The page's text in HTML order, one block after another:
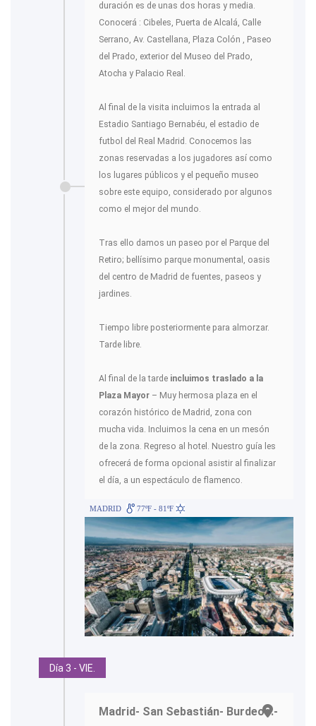
duración es de unas dos horas y media.
Conocerá : Cibeles, Puerta de Alcalá, Calle
Serrano, Av. Castellana, Plaza Colón , Paseo
del Prado, exterior del Museo del Prado,
Atocha y Palacio Real.
Al final de la visita incluimos la entrada al
Estadio Santiago Bernabéu, el estadio de
futbol del Real Madrid. Conocemos las
zonas reservadas a los jugadores así como
los lugares públicos y el pequeño museo
sobre este equipo, considerado por algunos
como el mejor del mundo.
Tras ello damos un paseo por el Parque del
Retiro; bellísimo parque monumental, oasis
del centro de Madrid de fuentes, paseos y
jardines.
Tiempo libre posteriormente para almorzar.
Tarde libre.
Al final de la tarde incluimos traslado a la
Plaza Mayor – Muy hermosa plaza en el
corazón histórico de Madrid, zona con
mucha vida. Incluimos la cena en un mesón
de la zona. Regreso al hotel. Nuestro guía les
ofrecerá de forma opcional asistir al finalizar
el día, a un espectáculo de flamenco.
MADRID 77ºF - 81ºF
Día 3 - VIE.
Madrid- San Sebastián- Burdeos.-